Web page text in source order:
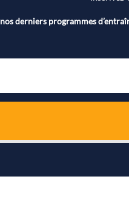
nos derniers programmes